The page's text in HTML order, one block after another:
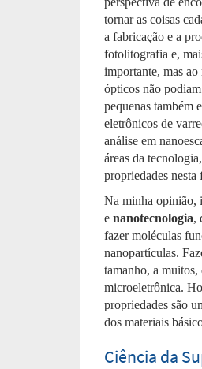
tornar as coisas
a fabricação e a
fotolitografia e,
importante, mas
ópticos não
pequenas também
eletrônicos de
análise em
áreas da
propriedades nesta
Na minha opinião,
e nanotecnologia,
fazer moléculas
nanopartículas.
tamanho, a
microeletrônica.
propriedades são
dos materiais
Ciência da